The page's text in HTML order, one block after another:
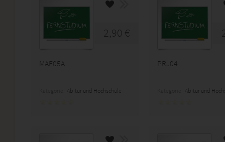
2,90 €
MAF05A
Abitur und Hochschule
PRJ04
Abitur und